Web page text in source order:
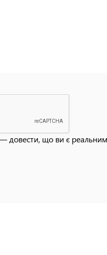
довести, що ви є реальним